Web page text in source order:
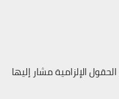
الحقول الإلزامية مشار إليها